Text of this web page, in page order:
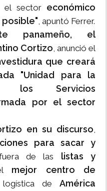
el sector económico
posible", apuntó Ferrer.
panameño, el
Cortizo, anunció el
que creará
"Unidad para la
los Servicios
por el sector
en su discurso,
para sacar y
de las listas y
mejor centro de
deAmérica